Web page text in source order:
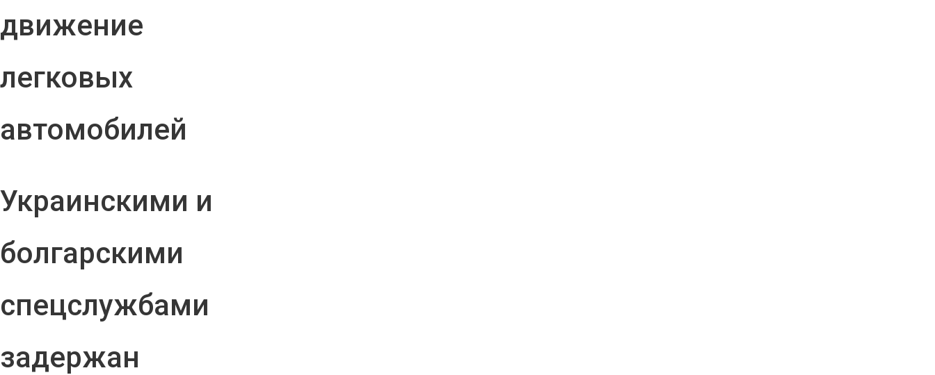
движение
легковых
автомобилей
Украинскими и
болгарскими
спецслужбами
задержан